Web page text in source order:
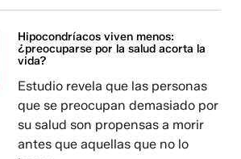
Hipocondríacos viven menos:
¿preocuparse por la salud acorta la
vida?
Estudio revela que las personas
que se preocupan demasiado por
su salud son propensas a morir
antes que aquellas que no lo